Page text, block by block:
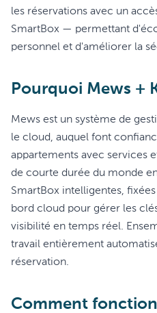
les réservations avec un
SmartBox — permettant
personnel et d'améliorer la
Pourquoi Mews +
Mews est un système de
le cloud, auquel font
appartements avec services
de courte durée du monde
SmartBox intelligentes,
bord cloud pour gérer les
visibilité en temps réel.
travail entièrement
réservation.
Comment